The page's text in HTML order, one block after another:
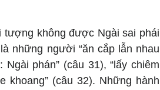
tượng không được Ngài sai phái
những người “ăn cắp lẫn nhau
phán” (câu 31), “lấy chiêm
(câu 32). Những hành